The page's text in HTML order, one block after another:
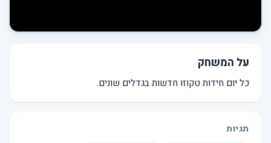
על המשחק
כל יום חידות טקוזו חדשות בגדלים שונים.
תגיות